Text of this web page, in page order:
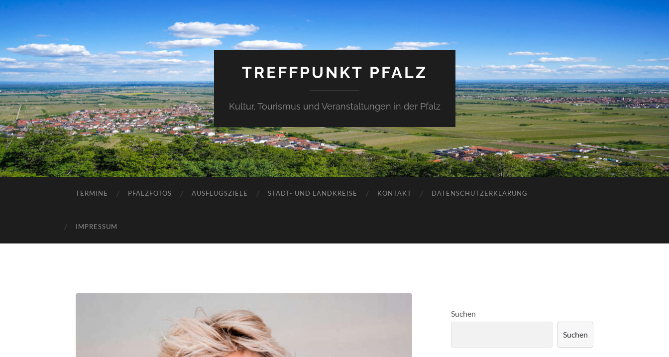
TREFFPUNKT PFALZ
Kultur, Tourismus und Veranstaltungen in der Pfalz
TERMINE PFALZFOTOS AUSFLUGSZIELE STADT- UND LANDKREISE KONTAKT DATENSCHUTZERKLÄRUNG
IMPRESSUM
Suchen
Suchen